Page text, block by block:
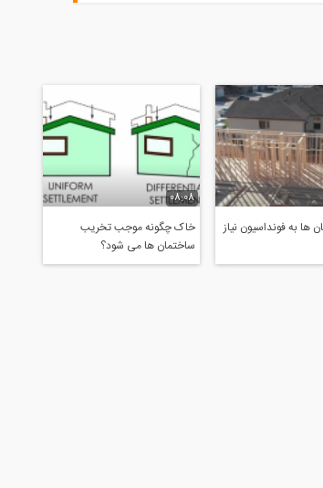
ها به فونداسیون نیاز
08:08
خاک چگونه موجب تخریب
ساختمان ها می شود؟